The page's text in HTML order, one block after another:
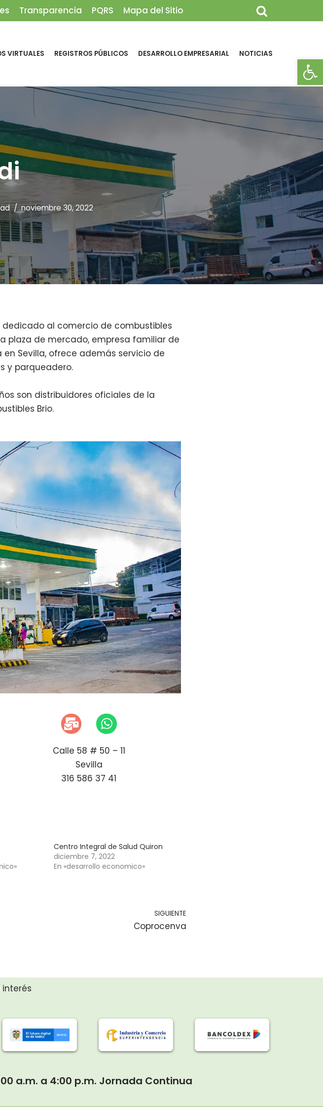
Transparencia PQRS Mapa del Sitio
VIRTUALES REGISTROS PÚBLICOS DESARROLLO EMPRESARIAL NOTICIAS
noviembre 30, 2022
dedicado al comercio de combustibles
plaza de mercado, empresa familiar de
Sevilla, ofrece además servicio de
y parqueadero.
son distribuidores oficiales de la
Brio.
Calle 58 # 50 – 11
Sevilla
316 586 37 41
Centro Integral de Salud Quiron
diciembre 7, 2022
En «desarrollo economico»
SIGUIENTE
Coprocenva
a.m. a 4:00 p.m. Jornada Continua